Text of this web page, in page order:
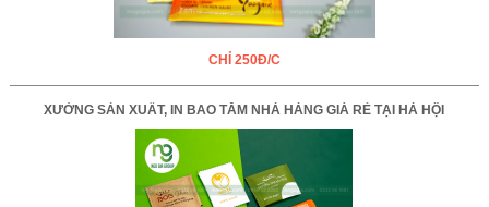
CHỈ 250Đ/C
XƯỞNG SẢN XUẤT, IN BAO TĂM NHÀ HÀNG GIÁ RẺ TẠI HÀ HỘI